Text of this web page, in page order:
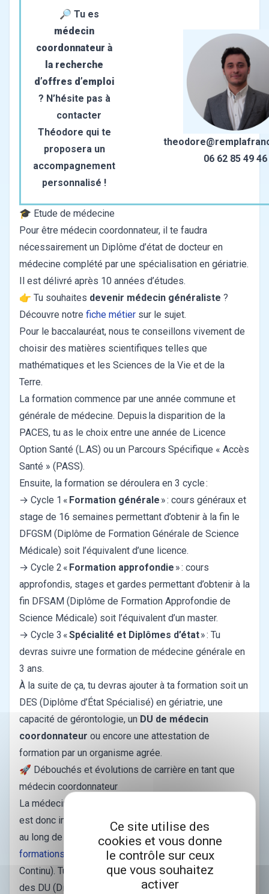
🔎 Tu es
médecin
coordonnateur à
la recherche
d’offres d’emploi
? N’hésite pas à
contacter
Théodore qui te
proposera un
accompagnement
personnalisé !
06 62 85 49 46
🎓 Etude de médecine
Pour être médecin coordonnateur, il te faudra
nécessairement un Diplôme d’état de docteur en
médecine complété par une spécialisation en gériatrie.
Il est délivré après 10 années d’études.
👉 Tu souhaites devenir médecin généraliste ?
Découvre notre fiche métier sur le sujet.
Pour le baccalauréat, nous te conseillons vivement de
choisir des matières scientifiques telles que
mathématiques et les Sciences de la Vie et de la
Terre.
La formation commence par une année commune et
générale de médecine. Depuis la disparition de la
PACES, tu as le choix entre une année de Licence
Option Santé (L.AS) ou un Parcours Spécifique « Accès
Santé » (PASS).
Ensuite, la formation se déroulera en 3 cycle :
→ Cycle 1 « Formation générale » : cours généraux et
stage de 16 semaines permettant d’obtenir à la fin le
DFGSM (Diplôme de Formation Générale de Science
Médicale) soit l’équivalent d’une licence.
→ Cycle 2 « Formation approfondie » : cours
approfondis, stages et gardes permettant d’obtenir à la
fin DFSAM (Diplôme de Formation Approfondie de
Science Médicale) soit l’équivalent d’un master.
→ Cycle 3 «Spécialité et Diplômes d’état» : Tu
devras suivre une formation de médecine générale en
3 ans.
À la suite de ça, tu devras ajouter à ta formation soit un
DES (Diplôme d’État Spécialisé) en gériatrie, une
capacité de gérontologie, un DU de médecin
coordonnateur ou encore une attestation de
formation par un organisme agrée.
🚀 Débouchés et évolutions de carrière en tant que
médecin coordonnateur
La médecine est un secteur qui évolue constamment, il
est donc important que tu continues de te former tout
au long de ta carrière. Pour ça, tu peux suivre des
formations en DPC
(Développement Professionnel
Continu). Tu pourras également te spécialiser grâce à
des DU (Diplôme Universitaire) ou encore des CES
Ce site utilise des
cookies et vous donne
le contrôle sur ceux
que vous souhaitez
activer